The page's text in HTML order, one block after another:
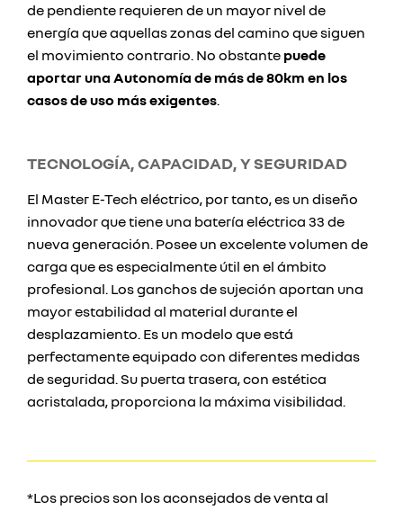
de pendiente requieren de un mayor nivel de
energía que aquellas zonas del camino que siguen
el movimiento contrario. No obstante puede
aportar una Autonomía de más de 80km en los
casos de uso más exigentes.
TECNOLOGÍA, CAPACIDAD, Y SEGURIDAD
El Master E-Tech eléctrico, por tanto, es un diseño
innovador que tiene una batería eléctrica 33 de
nueva generación. Posee un excelente volumen de
carga que es especialmente útil en el ámbito
profesional. Los ganchos de sujeción aportan una
mayor estabilidad al material durante el
desplazamiento. Es un modelo que está
perfectamente equipado con diferentes medidas
de seguridad. Su puerta trasera, con estética
acristalada, proporciona la máxima visibilidad.
*Los precios son los aconsejados de venta al